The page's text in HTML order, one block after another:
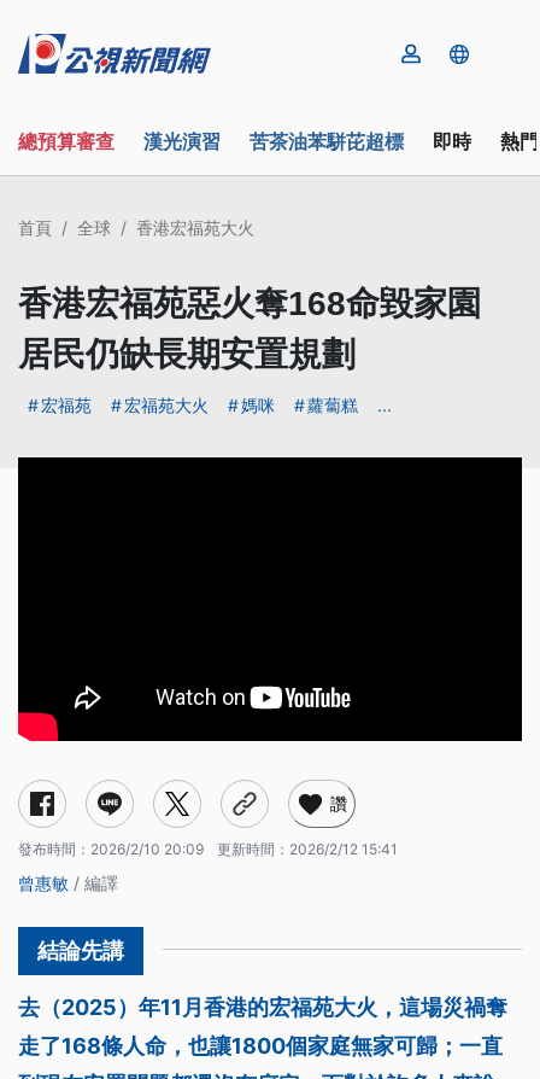
總預算審查 漢光演習 苦茶油苯駢芘超標 即時 熱
首頁 全球 香港宏福苑大火
香港宏福苑惡火奪168命毀家園
居民仍缺長期安置規劃
宏福苑 宏福苑大火 媽咪 蘿蔔糕 ...
讚
發布時間： 2026/2/10 20:09 更新時間： 2026/2/12 15:41
曾惠敏 / 編譯
去（2025）年11月香港的宏福苑大火，這場災禍奪
走了168條人命，也讓1800個家庭無家可歸；一直